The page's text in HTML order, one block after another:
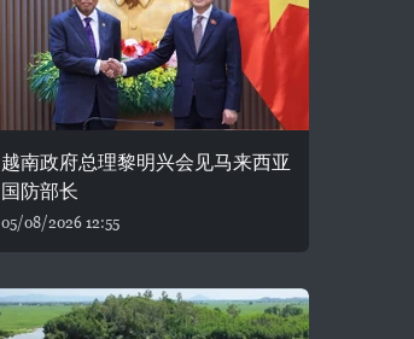
越南政府总理黎明兴会见马来西亚
国防部长
05/08/2026 12:55